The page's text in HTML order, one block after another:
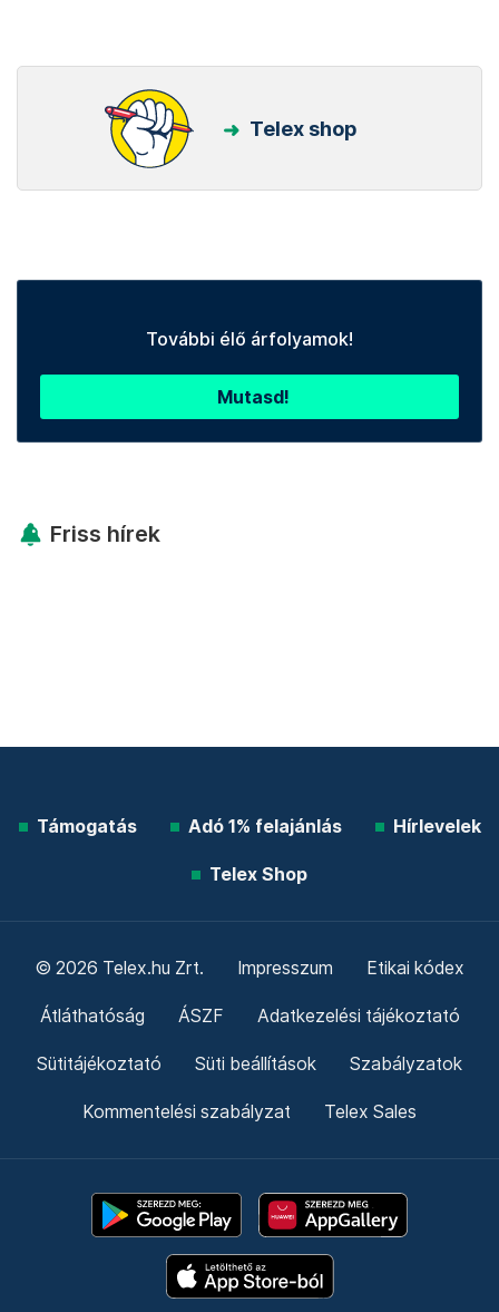
Telex shop
További élő árfolyamok!
Mutasd!
Friss hírek
Támogatás Adó 1% felajánlás Hírlevelek
Telex Shop
© 2026 Telex.hu Zrt. Impresszum Etikai kódex
Átláthatóság ÁSZF Adatkezelési tájékoztató
Sütitájékoztató Süti beállítások Szabályzatok
Kommentelési szabályzat Telex Sales